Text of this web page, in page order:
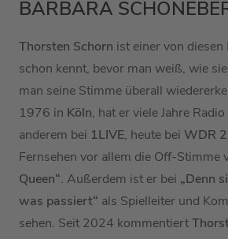
BARBARA
Thorsten Schorn ist einer von diesen
schon kennt, bevor man weiß, wie
man seine Stimme überall
1976 in Köln, hat er viele Jahre
anderem bei 1LIVE, heute bei WDR 2
Fernsehen vor allem die Off-Stimme
Queen“. Außerdem ist er bei „Denn
was passiert“ als Spielleiter und
sehen. Seit 2024 kommentiert